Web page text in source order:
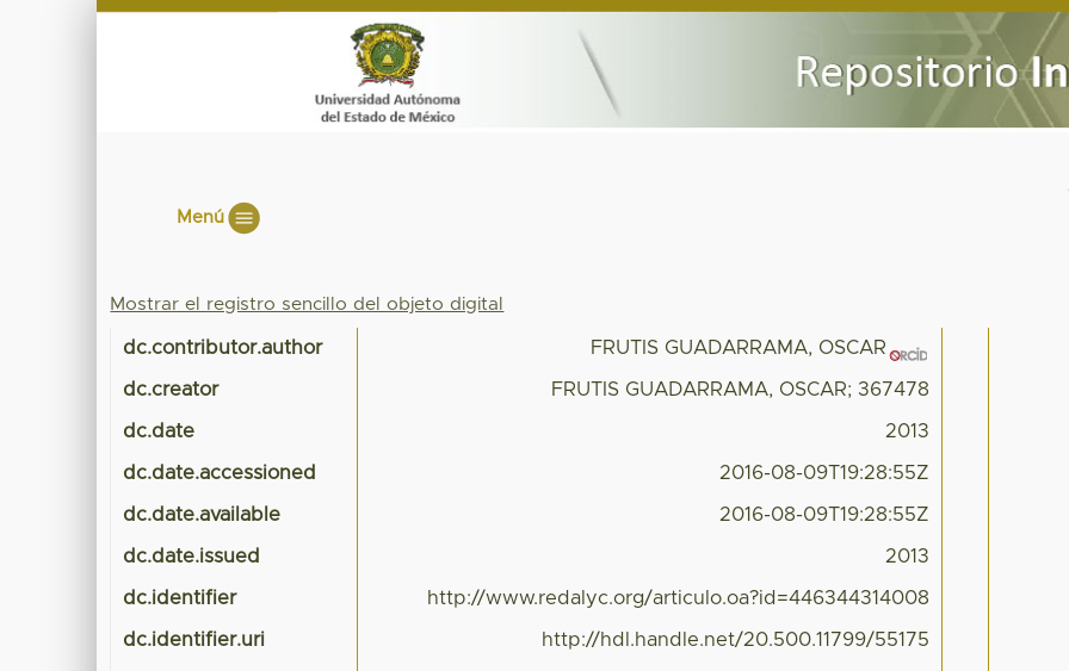
Menú
Mostrar el registro sencillo del objeto digital
dc.contributor.author FRUTIS GUADARRAMA, OSCAR
dc.creator FRUTIS GUADARRAMA, OSCAR; 367478
dc.date 2013
dc.date.accessioned 2016-08-09T19:28:55Z
dc.date.available 2016-08-09T19:28:55Z
dc.date.issued 2013
dc.identifier http://www.redalyc.org/articulo.oa?id=446344314008
dc.identifier.uri http://hdl.handle.net/20.500.11799/55175